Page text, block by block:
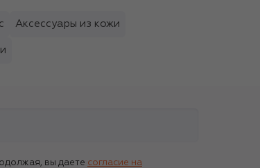
Аксессуары из кожи
вы даете согласие на